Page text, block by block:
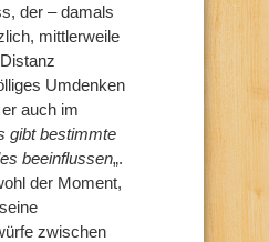
der – damals
mittlerweile
Umdenken
auch im
gibt bestimmte
beeinflussen„.
der Moment,
zwischen